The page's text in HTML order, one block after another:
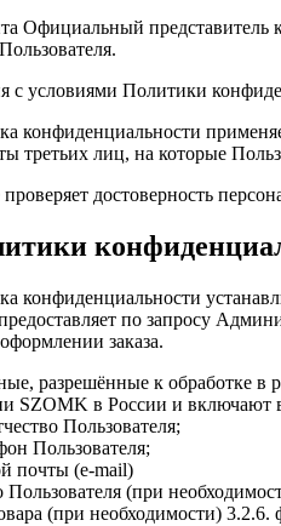
Официальный
с условиями Политики
конфиденциальности
третьих лиц, на которые
достоверность
конфиденциальности
по запросу
заказа.
разрешённые к обработке
SZOMK в России и
Пользователя;
Пользователя;
почты (e-mail)
Пользователя (при
(при необходимости)